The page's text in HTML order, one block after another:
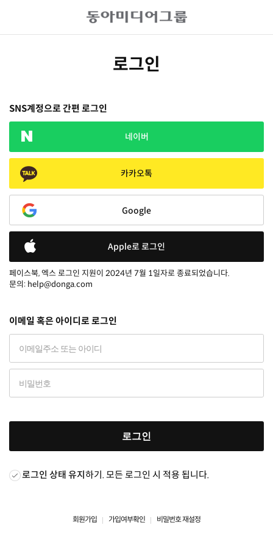
로그인
SNS계정으로 간편 로그인
네이버
카카오톡
Google
Apple로 로그인
페이스북, 엑스 로그인 지원이 2024년 7월 1일자로 종료되었습니다.
문의: help@donga.com
이메일 혹은 아이디로 로그인
로그인
로그인 상태 유지하기. 모든 로그인 시 적용 됩니다.
회원가입 가입여부확인 비밀번호 재설정